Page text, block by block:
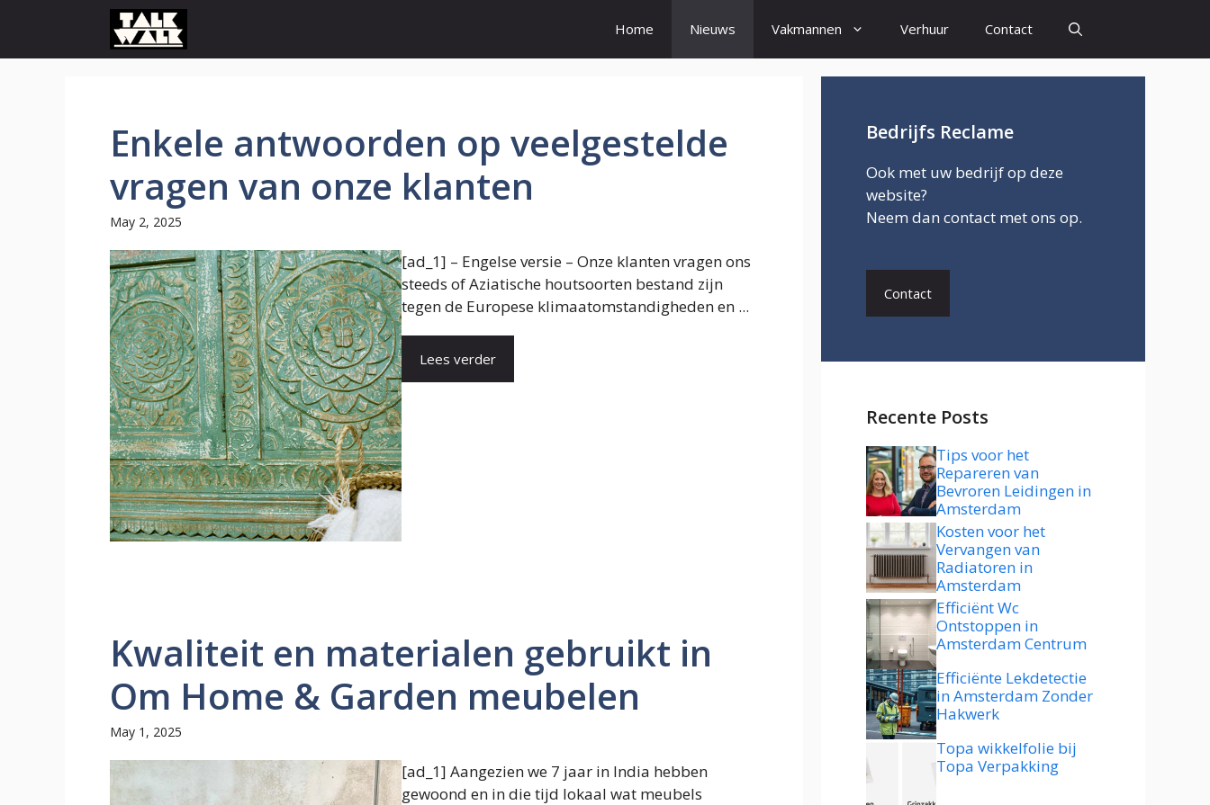
content
Home Nieuws Vakmannen Verhuur Contact
Enkele antwoorden op veelgestelde
vragen van onze klanten
May 2, 2025
[ad_1] – Engelse versie – Onze klanten vragen ons
steeds of Aziatische houtsoorten bestand zijn
tegen de Europese klimaatomstandigheden en ...
Lees verder
Kwaliteit en materialen gebruikt in
Om Home & Garden meubelen
May 1, 2025
[ad_1] Aangezien we 7 jaar in India hebben
gewoond en in die tijd lokaal wat meubels
Bedrijfs Reclame
Ook met uw bedrijf op deze
website?
Neem dan contact met ons op.
Contact
Recente Posts
Tips voor het
Repareren van
Bevroren Leidingen in
Amsterdam
Kosten voor het
Vervangen van
Radiatoren in
Amsterdam
Efficiënt Wc
Ontstoppen in
Amsterdam Centrum
Efficiënte Lekdetectie
in Amsterdam Zonder
Hakwerk
Topa wikkelfolie bij
Topa Verpakking